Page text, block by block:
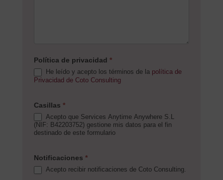
Política de privacidad *
He leído y acepto los términos de la política de
Privacidad de Coto Consulting
Casillas *
Acepto que Services Anytime Anywhere S.L
(NIF: B42203752) gestione mis datos para el fin
destinado de este formulario
Notificaciones *
Acepto recibir notificaciones de Coto Consulting.